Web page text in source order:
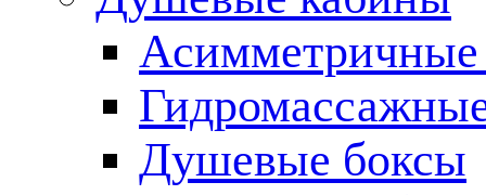
Душевые боксы